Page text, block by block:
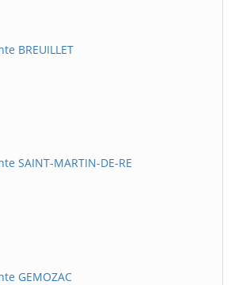
BREUILLET
SAINT-MARTIN-DE-RE
GEMOZAC